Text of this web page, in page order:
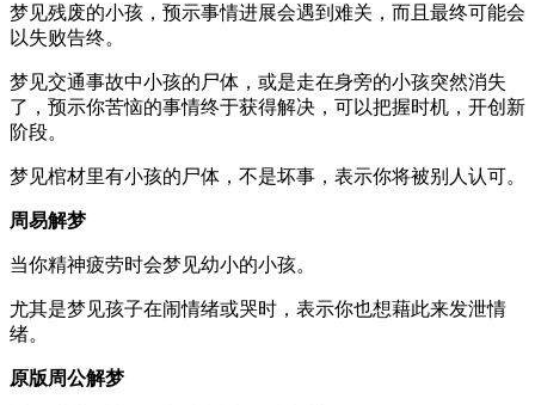
梦见残废的小孩，预示事情进展会遇到难关，而且最终可能会
以失败告终。
梦见交通事故中小孩的尸体，或是走在身旁的小孩突然消失
了，预示你苦恼的事情终于获得解决，可以把握时机，开创新
阶段。
梦见棺材里有小孩的尸体，不是坏事，表示你将被别人认可。
周易解梦
当你精神疲劳时会梦见幼小的小孩。
尤其是梦见孩子在闹情绪或哭时，表示你也想藉此来发泄情
绪。
原版周公解梦